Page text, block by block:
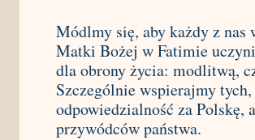
Módlmy się, aby każdy z
Matki Bożej w Fatimie
dla obrony życia: modlitwą,
Szczególnie wspierajmy
odpowiedzialność za Polskę,
przywódców państwa.